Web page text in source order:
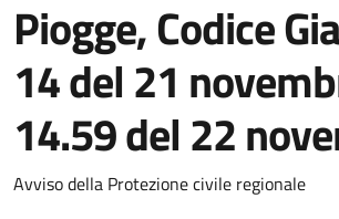
Piogge, Codice
14 del 21
14.59 del 22
Dettagli della notizia
Avviso della Protezione civile regionale